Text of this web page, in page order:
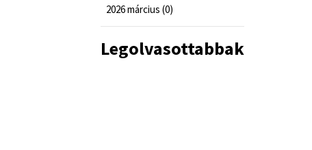
2026 március (0)
Legolvasottabbak